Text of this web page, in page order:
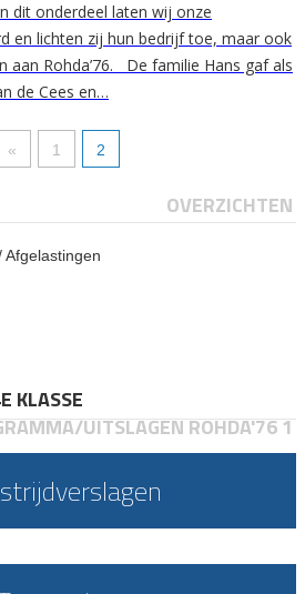
dit onderdeel laten wij onze
en lichten zij hun bedrijf toe, maar ook
aan Rohda’76. De familie Hans gaf als
de Cees en…
« 1 2
OVERZICHTEN
Afgelastingen
KLASSE
UITSLAGEN ROHDA'76 1